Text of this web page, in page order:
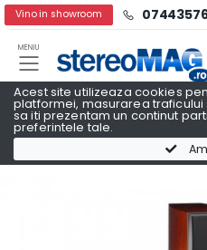
Acest site utilizeaza cookies
platformei, masurarea
sa iti prezentam un continut
preferintele tale.
Vino in showroom
MENIU
Boxe podea